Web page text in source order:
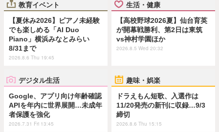
教育イベント
【夏休み2026】ピアノ未経験
でも楽しめる「AI Duo
Piano」横浜みなとみらい
8/31まで
2026.8.6 Thu 19:45
生活・健康
【高校野球2026夏】仙台育英
が開幕戦勝利、第2日は東筑
vs神村学園ほか
2026.8.5 Wed 20:32
デジタル生活
Google、アプリ向け年齢確認
APIを年内に世界展開…未成年
者保護を強化
2026.7.31 Fri 13:45
趣味・娯楽
ドラえもん短歌、入選作は
11/20発売の新刊に収録…9/3
締切
2026.8.6 Thu 15:15